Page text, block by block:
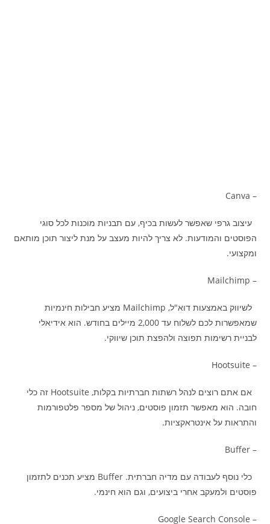
– Canva
עיצוב גרפי שאפשר לעשות בכיף, עם תבניות מוכנות לכל סוגי
הפוסטים והמודעות. לא צריך להיות מעצב על מנת ליצור תוכן מותאם
ומקצועי.
– Mailchimp
לשיווק באמצעות דוא"ל, Mailchimp מציע חבילות חינמיות
שמאפשרות לכם לשלוח עד 2,000 מיילים בחודש. הוא אידיאלי
לבניית רשימות תפוצה ולהפצת תוכן שיווקי.
– Hootsuite
אם אתם רוצים לנהל רשתות חברתיות בקלות, Hootsuite זה כלי
חובה. הוא מאפשר תזמון פוסטים, ניהול של מספר פלטפורמות
והתראות על אינטראקציות.
– Buffer
כלי נוסף לעבודה עם מדיה חברתית. Buffer מציע תכנים לתזמון
פוסטים ולמעקב אחרי ביצועים, וגם הוא חינמי.
– Google Search Console